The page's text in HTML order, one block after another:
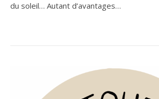
du soleil… Autant d’avantages…